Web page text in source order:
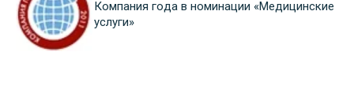
Компания года в номинации «Медицинские
услуги»